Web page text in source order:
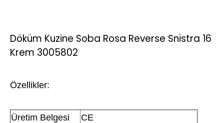
Döküm Kuzine Soba Rosa Reverse Snistra 16
Krem 3005802
Özellikler:
Üretim Belgesi
CE